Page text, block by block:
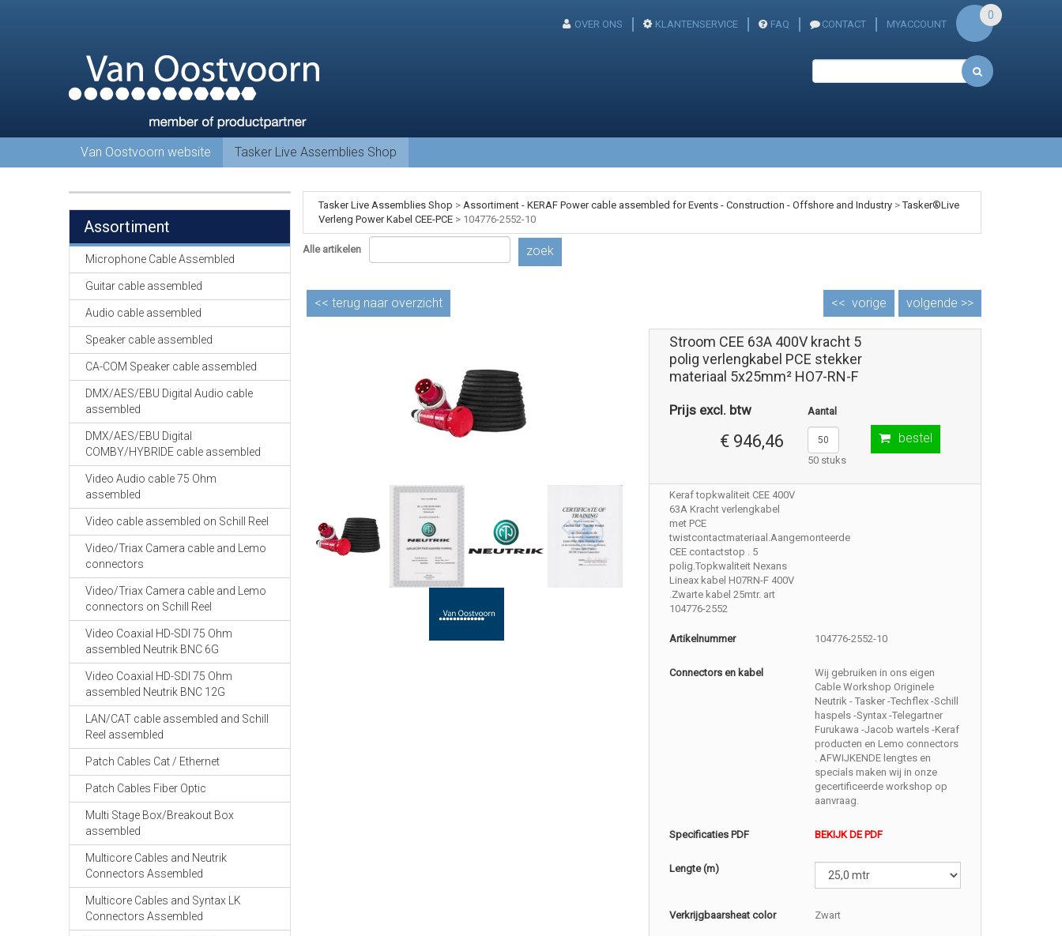
OVER ONS KLANTENSERVICE FAQ CONTACT MYACCOUNT
0
Van Oostvoorn website Tasker Live Assemblies Shop
Assortiment
Microphone Cable Assembled
Guitar cable assembled
Audio cable assembled
Speaker cable assembled
CA-COM Speaker cable assembled
DMX/AES/EBU Digital Audio cable
assembled
DMX/AES/EBU Digital
COMBY/HYBRIDE cable assembled
Video Audio cable 75 Ohm
assembled
Video cable assembled on Schill Reel
Video/Triax Camera cable and Lemo
connectors
Video/Triax Camera cable and Lemo
connectors on Schill Reel
Video Coaxial HD-SDI 75 Ohm
assembled Neutrik BNC 6G
Video Coaxial HD-SDI 75 Ohm
assembled Neutrik BNC 12G
LAN/CAT cable assembled and Schill
Reel assembled
Patch Cables Cat / Ethernet
Patch Cables Fiber Optic
Multi Stage Box/Breakout Box
assembled
Multicore Cables and Neutrik
Connectors Assembled
Multicore Cables and Syntax LK
Connectors Assembled
Tasker Live Assemblies Shop > Assortiment - KERAF Power cable assembled for Events - Construction - Offshore and Industry>Tasker®Live
Verleng Power Kabel CEE-PCE> 104776-2552-10
Alle artikelen zoek
<< terug naar overzicht volgende >>
<< vorige
Stroom CEE 63A 400V kracht 5
polig verlengkabel PCE stekker
materiaal 5x25mm² HO7-RN-F
Prijs excl. btw
€ 946,46
Aantal
50 stuks
bestel
Keraf topkwaliteit CEE 400V
63A Kracht verlengkabel
met PCE
twistcontactmateriaal.Aangemonteerde
CEE contactstop . 5
polig.Topkwaliteit Nexans
Lineax kabel H07RN-F 400V
.Zwarte kabel 25mtr. art
104776-2552
Artikelnummer 104776-2552-10
Connectors en kabel
Wij gebruiken in ons eigen
Cable Workshop Originele
Neutrik - Tasker -Techflex -Schill
haspels -Syntax -Telegartner
Furukawa -Jacob wartels -Keraf
producten en Lemo connectors
. AFWIJKENDE lengtes en
specials maken wij in onze
gecertificeerde workshop op
aanvraag.
Specificaties PDF BEKIJK DE PDF
Lengte (m)
Verkrijgbaarsheat color Zwart